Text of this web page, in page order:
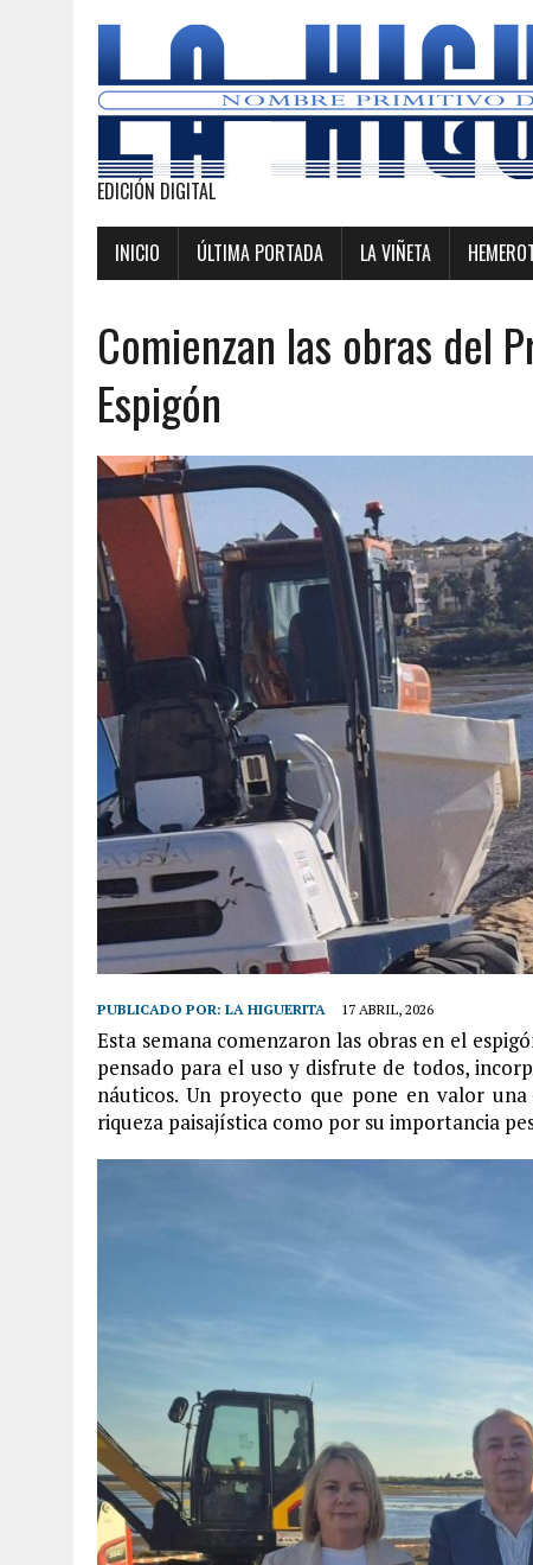
EDICIÓN DIGITAL
INICIO ÚLTIMA PORTADA LA VIÑETA
Comienzan las obras del
Espigón
PUBLICADO POR: LA HIGUERITA 17 ABRIL, 2026
Esta semana comenzaron las obras en el
pensado para el uso y disfrute de todos,
náuticos. Un proyecto que pone en valor
riqueza paisajística como por su importancia